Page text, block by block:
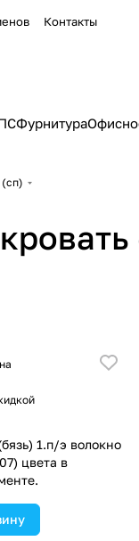
Контакты
Фурнитура
1.п/э волокно
цвета в